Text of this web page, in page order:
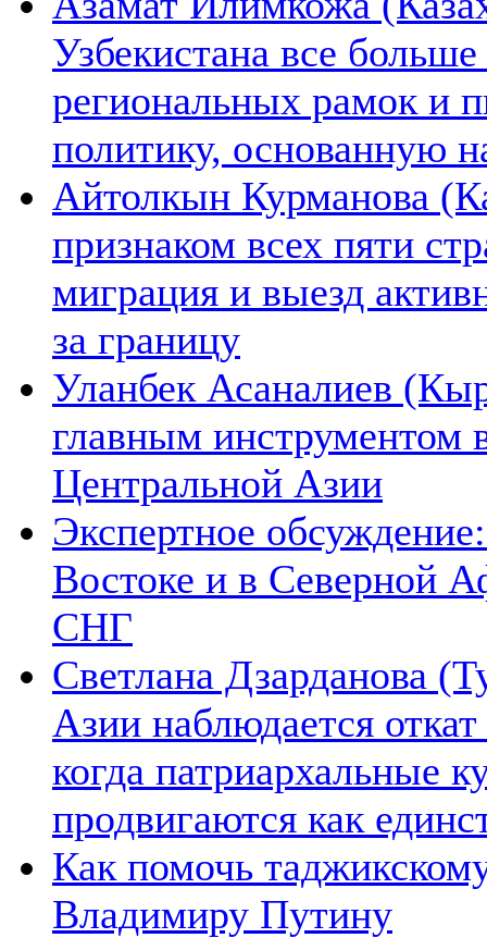
Узбекистана все
региональных рамок и
политику, основанную
Айтолкын Курманова
признаком всех пяти
миграция и выезд
за границу
Уланбек Асаналиев
главным инструментом
Центральной Азии
Экспертное
Востоке и в Северной
СНГ
Светлана Дзарданова
Азии наблюдается
когда патриархальные
продвигаются как
Как помочь
Владимиру Путину